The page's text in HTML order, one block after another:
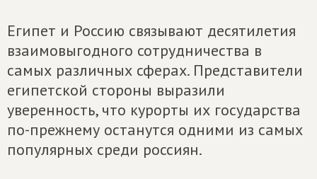
Египет и Россию связывают десятилетия
взаимовыгодного сотрудничества в
самых различных сферах. Представители
египетской стороны выразили
уверенность, что курорты их государства
по-прежнему останутся одними из самых
популярных среди россиян.